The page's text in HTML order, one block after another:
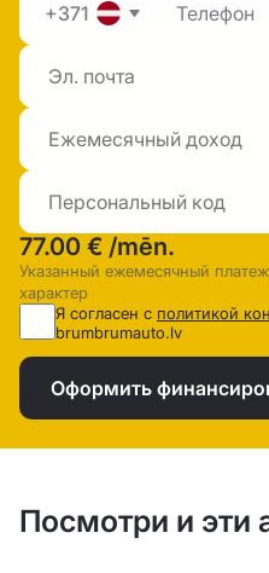
+371
77.00 € /mēn.
Указанный ежемесячный
характер
Я согласен с политикой
brumbrumauto.lv
Оформить
Посмотри и эти